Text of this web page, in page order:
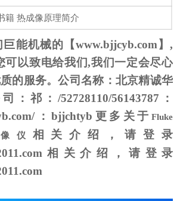
籍 热成像原理简介
能机械的【www.bjjcyb.com】,
可以致电给我们,我们一定会尽心
的服务。公司名称：北京精诚华
：祁 ：/52728110/56143787 ：
：bjjchtyb 更多关于Fluke
仪 相关介绍，请登录
相关介绍，请登录